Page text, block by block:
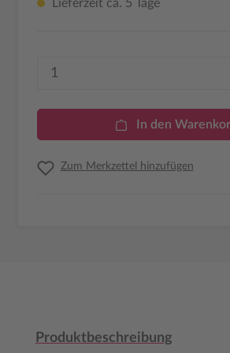
Lieferzeit ca. 5 Tage
Produkt Anzahl: Gib
In den
Zum Merkzettel hinzufügen
Produktbeschreibung